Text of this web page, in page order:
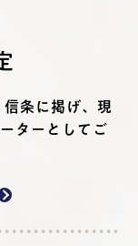
信条に掲げ、現
ターとしてご